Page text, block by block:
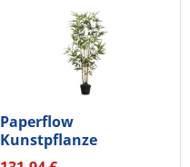
Paperflow
Kunstpflanze
PABAM120 Bambus